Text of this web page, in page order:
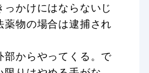
っかけにはならないじ
薬物の場合は逮捕され
部からやってくる。で